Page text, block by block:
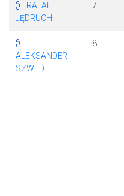
RAFAŁ
JĘDRUCH
7
ALEKSANDER
SZWED
8